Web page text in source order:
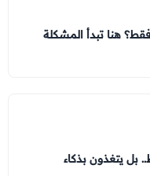
هنا تبدأ المشكلة
بل يتغذون بذكاء